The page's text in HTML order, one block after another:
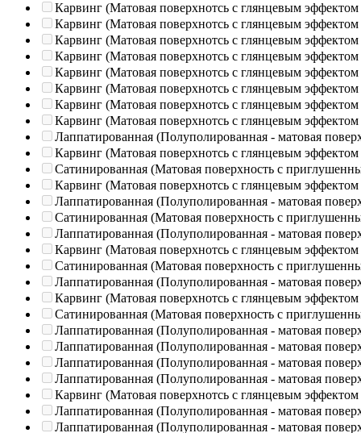
Карвинг (Матовая поверхнотсь с глянцевым эффектом
Карвинг (Матовая поверхнотсь с глянцевым эффектом
Карвинг (Матовая поверхнотсь с глянцевым эффектом
Карвинг (Матовая поверхнотсь с глянцевым эффектом
Карвинг (Матовая поверхнотсь с глянцевым эффектом
Карвинг (Матовая поверхнотсь с глянцевым эффектом
Карвинг (Матовая поверхнотсь с глянцевым эффектом
Карвинг (Матовая поверхнотсь с глянцевым эффектом
Лаппатированная (Полуполированная - матовая
Карвинг (Матовая поверхнотсь с глянцевым эффектом
Сатинированная (Матовая поверхность с
Карвинг (Матовая поверхнотсь с глянцевым эффектом
Лаппатированная (Полуполированная - матовая
Сатинированная (Матовая поверхность с
Лаппатированная (Полуполированная - матовая
Карвинг (Матовая поверхнотсь с глянцевым эффектом
Сатинированная (Матовая поверхность с
Лаппатированная (Полуполированная - матовая
Карвинг (Матовая поверхнотсь с глянцевым эффектом
Сатинированная (Матовая поверхность с
Лаппатированная (Полуполированная - матовая
Лаппатированная (Полуполированная - матовая
Лаппатированная (Полуполированная - матовая
Лаппатированная (Полуполированная - матовая
Карвинг (Матовая поверхнотсь с глянцевым эффектом
Лаппатированная (Полуполированная - матовая
Лаппатированная (Полуполированная - матовая